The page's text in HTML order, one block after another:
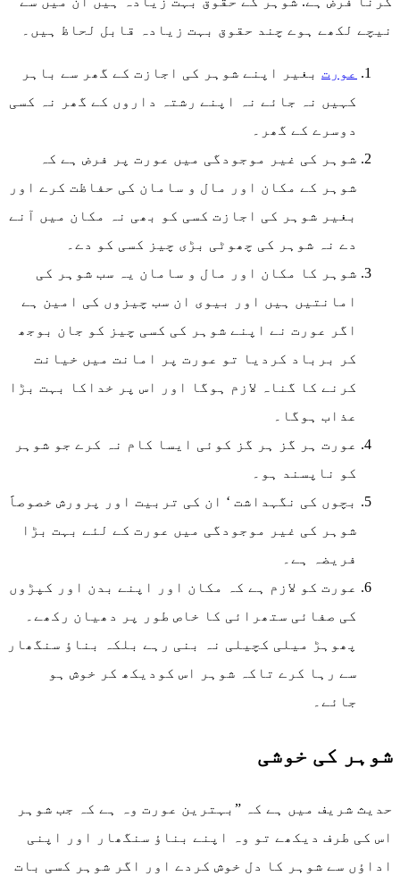
نیچے لکھے ہوے چند حقوق بہت زیادہ قابل لحاظ ہیں۔
عورت بغیر اپنے شوہر کی اجازت کے گھر سے باہر
کہیں نہ جائے نہ اپنے رشتہ داروں کے گھر نہ کسی
دوسرے کے گھر۔
شوہر کی غیر موجودگی میں عورت پر فرض ہے کہ
شوہر کے مکان اور مال و سامان کی حفاظت کرے اور
بغیر شوہر کی اجازت کسی کو بھی نہ مکان میں آنے
دے نہ شوہر کی چھوٹی بڑی چیز کسی کو دے۔
شوہر کا مکان اور مال و سامان یہ سب شوہر کی
امانتیں ہیں اور بیوی ان سب چیزوں کی امین ہے
اگر عورت نے اپنے شوہر کی کسی چیز کو جان بوجھ
کر برباد کردیا تو عورت پر امانت میں خیانت
کرنے کا گناہ لازم ہوگا اور اس پر خداکا بہت بڑا
عذاب ہوگا۔
عورت ہر گز ہر گز کوئی ایسا کام نہ کرے جو شوہر
کو ناپسند ہو۔
بچوں کی نگہداشت ‘ ان کی تربیت اور پرورش خصوصاََ
شوہر کی غیر موجودگی میں عورت کے لئے بہت بڑا
فریضہ ہے۔
عورت کو لازم ہے کہ مکان اور اپنے بدن اور کپڑوں
کی صفائی ستھرائی کا خاص طور پر دھیان رکھے۔
پھوہڑ میلی کچیلی نہ بنی رہے بلکہ بناؤ سنگھار
سے رہا کرے تاکہ شوہر اس کودیکھ کر خوش ہو
جائے۔
شوہر کی خوشی
حدیث شریف میں ہے کہ ”بہترین عورت وہ ہے کہ جب شوہر
اس کی طرف دیکھے تو وہ اپنے بناؤ سنگھار اور اپنی
اداؤں سے شوہر کا دل خوش کردے اور اگر شوہر کسی بات